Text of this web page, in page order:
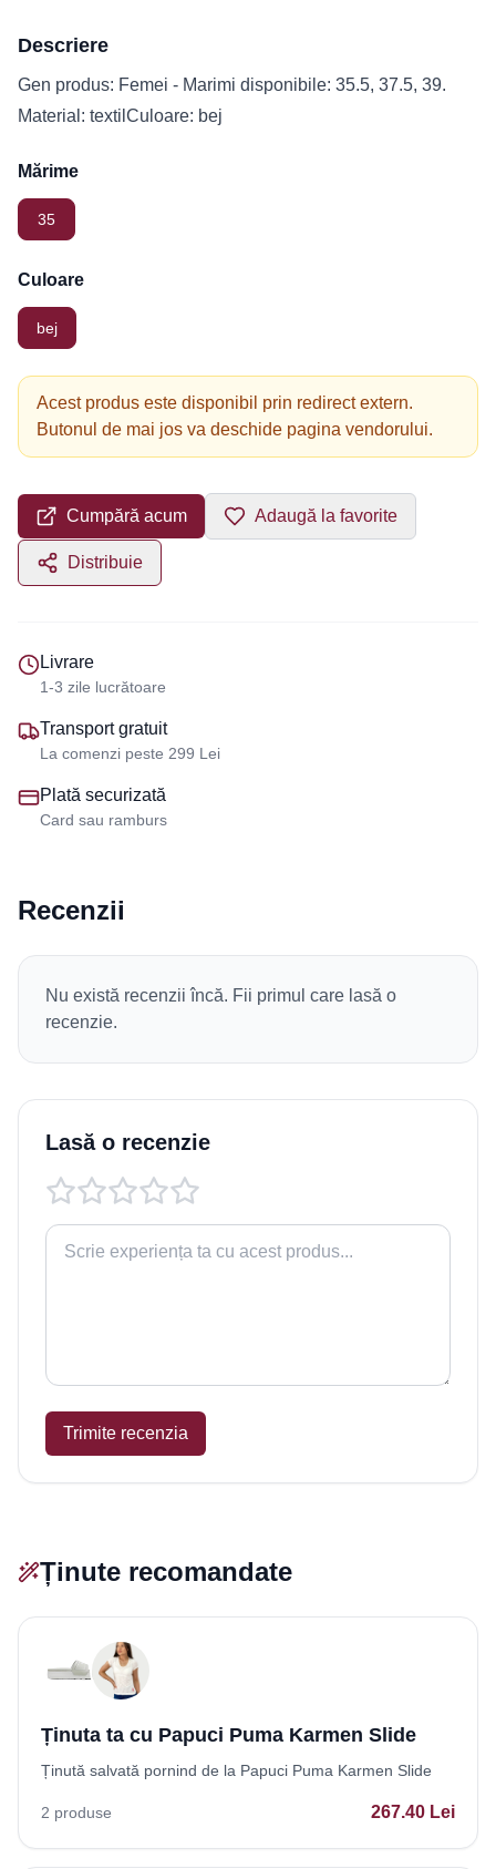
Descriere
Gen produs: Femei - Marimi disponibile: 35.5, 37.5, 39.
Material: textilCuloare: bej
Mărime
35
Culoare
bej
Acest produs este disponibil prin redirect extern.
Butonul de mai jos va deschide pagina vendorului.
Cumpără acum Adaugă la favorite
Distribuie
Livrare
1-3 zile lucrătoare
Transport gratuit
La comenzi peste 299 Lei
Plată securizată
Card sau ramburs
Recenzii
Nu există recenzii încă. Fii primul care lasă o
recenzie.
Lasă o recenzie
Trimite recenzia
Ținute recomandate
Ținuta ta cu Papuci Puma Karmen Slide
Ținută salvată pornind de la Papuci Puma Karmen Slide
2 produse 267.40 Lei